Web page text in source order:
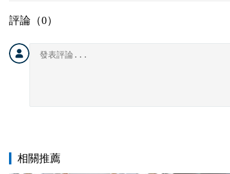
評論（0）
相關推薦